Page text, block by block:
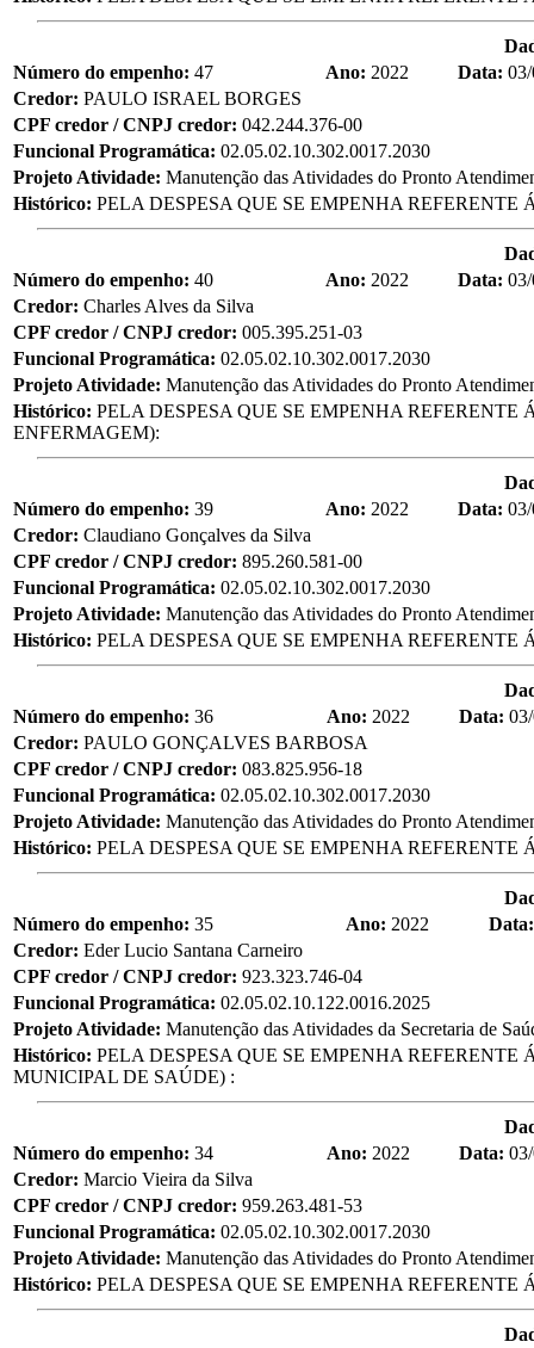
Número do empenho: 47 Ano: 2022 Data:
Credor: PAULO ISRAEL BORGES
CPF credor / CNPJ credor: 042.244.376-00
Funcional Programática: 02.05.02.10.302.0017.2030
Projeto Atividade: Manutenção das Atividades do Pronto
Histórico: PELA DESPESA QUE SE EMPENHA
Número do empenho: 40 Ano: 2022 Data:
Credor: Charles Alves da Silva
CPF credor / CNPJ credor: 005.395.251-03
Funcional Programática: 02.05.02.10.302.0017.2030
Projeto Atividade: Manutenção das Atividades do Pronto
Histórico: PELA DESPESA QUE SE EMPENHA
ENFERMAGEM):
Número do empenho: 39 Ano: 2022 Data:
Credor: Claudiano Gonçalves da Silva
CPF credor / CNPJ credor: 895.260.581-00
Funcional Programática: 02.05.02.10.302.0017.2030
Projeto Atividade: Manutenção das Atividades do Pronto
Histórico: PELA DESPESA QUE SE EMPENHA
Número do empenho: 36 Ano: 2022 Data:
Credor: PAULO GONÇALVES BARBOSA
CPF credor / CNPJ credor: 083.825.956-18
Funcional Programática: 02.05.02.10.302.0017.2030
Projeto Atividade: Manutenção das Atividades do Pronto
Histórico: PELA DESPESA QUE SE EMPENHA
Número do empenho: 35 Ano: 2022
Credor: Eder Lucio Santana Carneiro
CPF credor / CNPJ credor: 923.323.746-04
Funcional Programática: 02.05.02.10.122.0016.2025
Projeto Atividade: Manutenção das Atividades da Secretaria de
Histórico: PELA DESPESA QUE SE EMPENHA
MUNICIPAL DE SAÚDE) :
Número do empenho: 34 Ano: 2022 Data:
Credor: Marcio Vieira da Silva
CPF credor / CNPJ credor: 959.263.481-53
Funcional Programática: 02.05.02.10.302.0017.2030
Projeto Atividade: Manutenção das Atividades do Pronto
Histórico: PELA DESPESA QUE SE EMPENHA